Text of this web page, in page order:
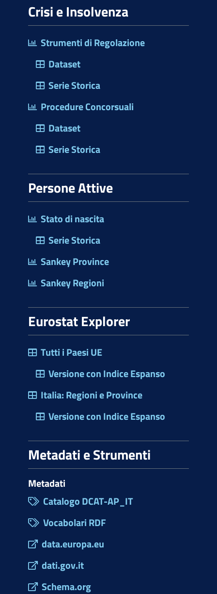
Crisi e Insolvenza
Strumenti di Regolazione
Dataset
Serie Storica
Procedure Concorsuali
Dataset
Serie Storica
Persone Attive
Stato di nascita
Serie Storica
Sankey Province
Sankey Regioni
Eurostat Explorer
Tutti i Paesi UE
Versione con Indice Espanso
Italia: Regioni e Province
Versione con Indice Espanso
Metadati e Strumenti
Metadati
Catalogo DCAT-AP_IT
Vocabolari RDF
data.europa.eu
dati.gov.it
Schema.org